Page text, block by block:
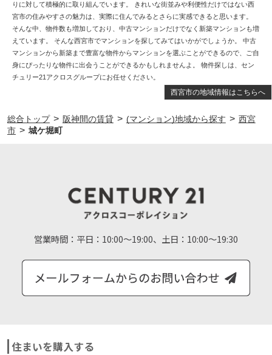
西宮市の地域情報はこちらへ
りに対して積極的に取り組んでいます。 きれいな街並みや利便性だけではない西
宮市の住みやすさの魅力は、実際に住んでみるとさらに実感できると思います。
そんな中、物件数も増加しており、中古マンションだけでなく新築マンションも増
えています。 そんな西宮市でマンションを探してみてはいかがでしょうか。 中古
マンションから新築まで豊富な物件からマンションを選ぶことができるので、ご自
身にぴったりな物件に出会うことができるかもしれませんよ。 物件探しは、セン
チュリー21アクロスグループにお任せください。
総合トップ > 阪神間の賃貸 > (マンション)地域から探す > 西宮
市 > 城ケ堀町
営業時間： 平日：10:00～19:00、土日：10:00～19:30
住まいを購入する